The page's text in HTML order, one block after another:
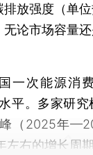
放强度（单位
论市场容量
次能源消费
平。多家研
（2025年
右的增长周期